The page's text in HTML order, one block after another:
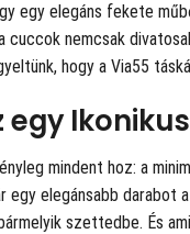
egy elegáns fekete
cuccok nemcsak
hogy a Via55
egy
mindent hoz: a
egy elegánsabb darabot
szettedbe. És